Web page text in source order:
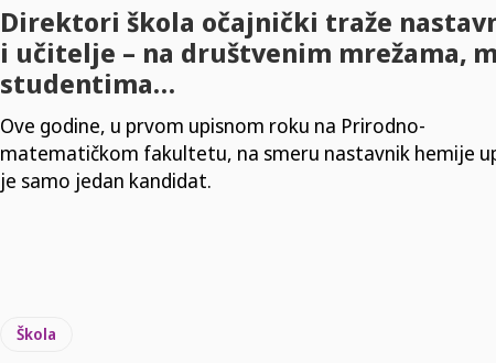
Direktori škola očajnički traže
i učitelje – na društvenim mrežama,
studentima…
Ove godine, u prvom upisnom roku na Prirodno-
matematičkom fakultetu, na smeru nastavnik hemije
je samo jedan kandidat.
Škola